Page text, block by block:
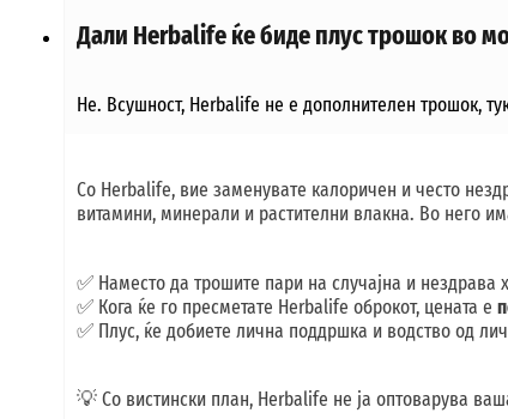
Дали Herbalife ќе биде плус трошок во
Не. Всушност, Herbalife не е дополнителен трошок,
Со Herbalife, вие заменувате калоричен и често
витамини, минерали и растителни влакна. Во него
✅ Наместо да трошите пари на случајна и нездрава
✅ Кога ќе го пресметате Herbalife оброкот, цената е
✅ Плус, ќе добиете лична поддршка и водство од
💡 Со вистински план, Herbalife не ја оптоварува